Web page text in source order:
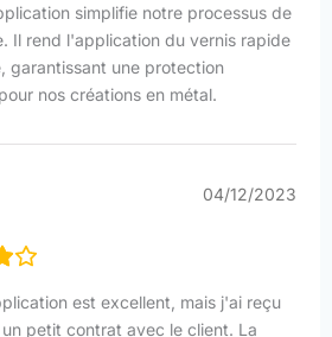
simplifie notre processus de
Il rend l'application du vernis rapide
garantissant une protection
nos créations en métal.
04/12/2023
est excellent, mais j'ai reçu
petit contrat avec le client. La